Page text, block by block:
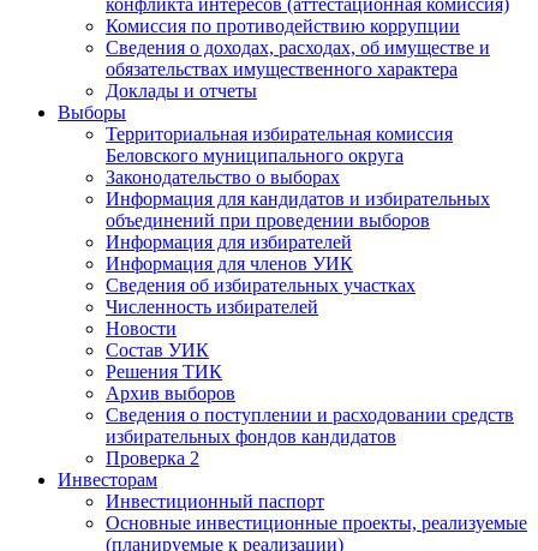
конфликта интересов (аттестационная комиссия)
Комиссия по противодействию коррупции
Сведения о доходах, расходах, об имуществе и
обязательствах имущественного характера
Доклады и отчеты
Выборы
Территориальная избирательная комиссия
Беловского муниципального округа
Законодательство о выборах
Информация для кандидатов и избирательных
объединений при проведении выборов
Информация для избирателей
Информация для членов УИК
Сведения об избирательных участках
Численность избирателей
Новости
Состав УИК
Решения ТИК
Архив выборов
Сведения о поступлении и расходовании средств
избирательных фондов кандидатов
Проверка 2
Инвесторам
Инвестиционный паспорт
Основные инвестиционные проекты, реализуемые
(планируемые к реализации)